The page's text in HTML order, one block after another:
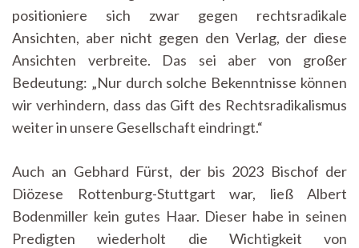
positioniere sich zwar gegen rechtsradikale
Ansichten, aber nicht gegen den Verlag, der diese
Ansichten verbreite. Das sei aber von großer
Bedeutung: „Nur durch solche Bekenntnisse können
wir verhindern, dass das Gift des Rechtsradikalismus
weiter in unsere Gesellschaft eindringt.“
Auch an Gebhard Fürst, der bis 2023 Bischof der
Diözese Rottenburg-Stuttgart war, ließ Albert
Bodenmiller kein gutes Haar. Dieser habe in seinen
Predigten wiederholt die Wichtigkeit von